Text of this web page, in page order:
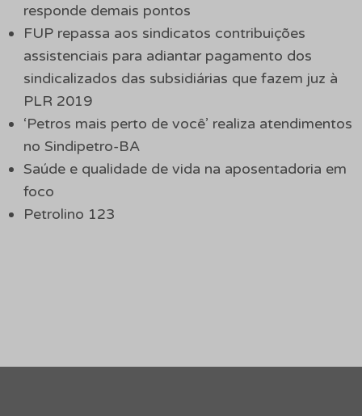
responde demais pontos
FUP repassa aos sindicatos contribuições
assistenciais para adiantar pagamento dos
sindicalizados das subsidiárias que fazem juz à
PLR 2019
‘Petros mais perto de você’ realiza atendimentos
no Sindipetro-BA
Saúde e qualidade de vida na aposentadoria em
foco
Petrolino 123